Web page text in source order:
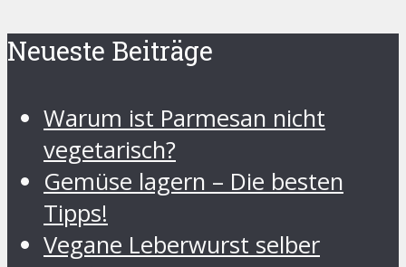
Neueste Beiträge
Warum ist Parmesan nicht
vegetarisch?
Gemüse lagern – Die besten
Tipps!
Vegane Leberwurst selber